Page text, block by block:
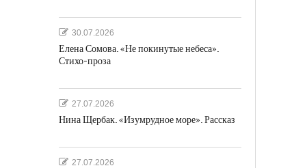
30.07.2026
Елена Сомова. «Не покинутые небеса».
Стихо-проза
27.07.2026
Нина Щербак. «Изумрудное море». Рассказ
27.07.2026